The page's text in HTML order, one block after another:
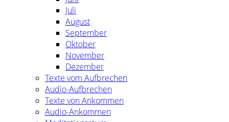
Juli
August
September
Oktober
November
Dezember
Texte vom Aufbrechen
Audio-Aufbrechen
Texte von Ankommen
Audio-Ankommen